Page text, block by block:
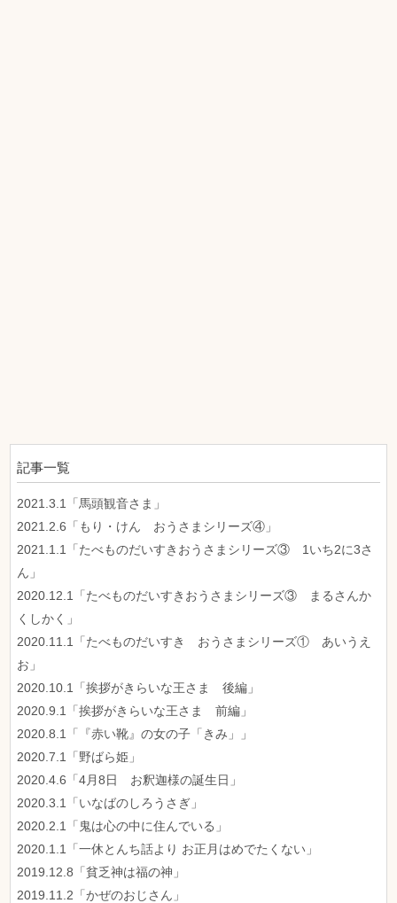
記事一覧
2021.3.1「馬頭観音さま」
2021.2.6「もり・けん おうさまシリーズ④」
2021.1.1「たべものだいすきおうさまシリーズ③ 1いち2に3さ
ん」
2020.12.1「たべものだいすきおうさまシリーズ③ まるさんか
くしかく」
2020.11.1「たべものだいすき おうさまシリーズ① あいうえ
お」
2020.10.1「挨拶がきらいな王さま 後編」
2020.9.1「挨拶がきらいな王さま 前編」
2020.8.1「『赤い靴』の女の子「きみ」」
2020.7.1「野ばら姫」
2020.4.6「4月8日 お釈迦様の誕生日」
2020.3.1「いなばのしろうさぎ」
2020.2.1「鬼は心の中に住んでいる」
2020.1.1「一休とんち話より お正月はめでたくない」
2019.12.8「貧乏神は福の神」
2019.11.2「かぜのおじさん」